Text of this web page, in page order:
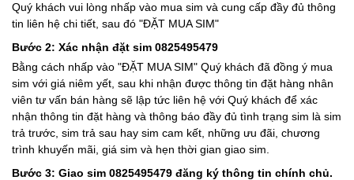
Quý khách vui lòng nhấp vào mua sim và cung cấp đầy đủ thông
tin liên hệ chi tiết, sau đó "ĐẶT MUA SIM"
Bước 2: Xác nhận đặt sim 0825495479
Bằng cách nhấp vào "ĐẶT MUA SIM" Quý khách đã đồng ý mua
sim với giá niêm yết, sau khi nhận được thông tin đặt hàng nhân
viên tư vấn bán hàng sẽ lập tức liên hệ với Quý khách để xác
nhận thông tin đặt hàng và thông báo đầy đủ tình trạng sim là sim
trả trước, sim trả sau hay sim cam kết, những ưu đãi, chương
trình khuyến mãi, giá sim và hẹn thời gian giao sim.
Bước 3: Giao sim 0825495479 đăng ký thông tin chính chủ.